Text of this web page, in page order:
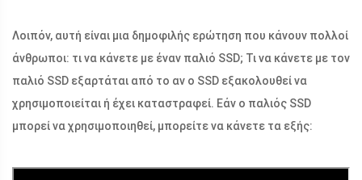
Λοιπόν, αυτή είναι μια δημοφιλής ερώτηση που κάνουν πολλοί
άνθρωποι: τι να κάνετε με έναν παλιό SSD; Τι να κάνετε με τον
παλιό SSD εξαρτάται από το αν ο SSD εξακολουθεί να
χρησιμοποιείται ή έχει καταστραφεί. Εάν ο παλιός SSD
μπορεί να χρησιμοποιηθεί, μπορείτε να κάνετε τα εξής: